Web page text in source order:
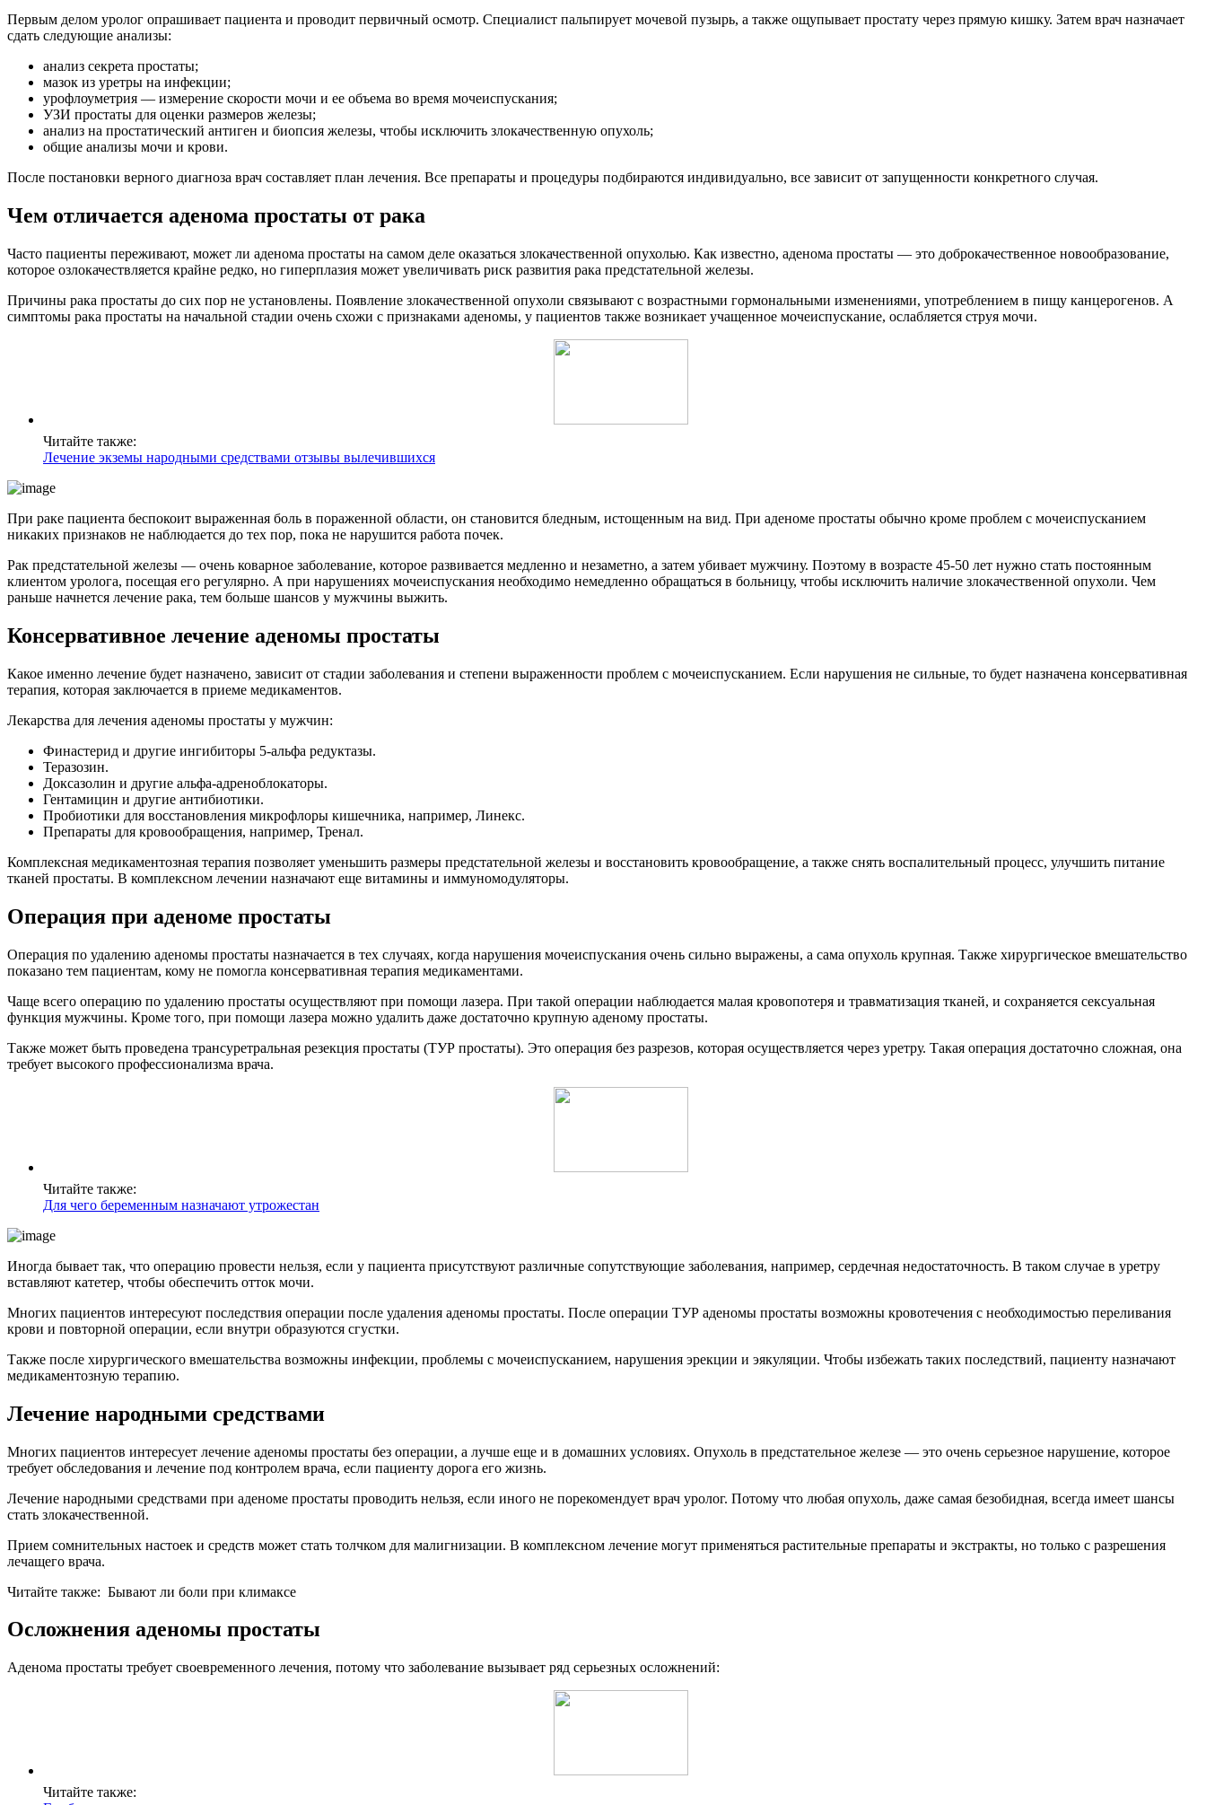
Первым делом уролог опрашивает пациента и проводит первичный осмотр. Специалист пальпирует мочевой пузырь, а также ощупывает простату через прямую кишку. Затем врач назначает
сдать следующие анализы:
анализ секрета простаты;
мазок из уретры на инфекции;
урофлоуметрия — измерение скорости мочи и ее объема во время мочеиспускания;
УЗИ простаты для оценки размеров железы;
анализ на простатический антиген и биопсия железы, чтобы исключить злокачественную опухоль;
общие анализы мочи и крови.
После постановки верного диагноза врач составляет план лечения. Все препараты и процедуры подбираются индивидуально, все зависит от запущенности конкретного случая.
Чем отличается аденома простаты от рака
Часто пациенты переживают, может ли аденома простаты на самом деле оказаться злокачественной опухолью. Как известно, аденома простаты — это доброкачественное новообразование,
которое озлокачествляется крайне редко, но гиперплазия может увеличивать риск развития рака предстательной железы.
Причины рака простаты до сих пор не установлены. Появление злокачественной опухоли связывают с возрастными гормональными изменениями, употреблением в пищу канцерогенов. А
симптомы рака простаты на начальной стадии очень схожи с признаками аденомы, у пациентов также возникает учащенное мочеиспускание, ослабляется струя мочи.
Читайте также:
Лечение экземы народными средствами отзывы вылечившихся
При раке пациента беспокоит выраженная боль в пораженной области, он становится бледным, истощенным на вид. При аденоме простаты обычно кроме проблем с мочеиспусканием
никаких признаков не наблюдается до тех пор, пока не нарушится работа почек.
Рак предстательной железы — очень коварное заболевание, которое развивается медленно и незаметно, а затем убивает мужчину. Поэтому в возрасте 45-50 лет нужно стать постоянным
клиентом уролога, посещая его регулярно. А при нарушениях мочеиспускания необходимо немедленно обращаться в больницу, чтобы исключить наличие злокачественной опухоли. Чем
раньше начнется лечение рака, тем больше шансов у мужчины выжить.
Консервативное лечение аденомы простаты
Какое именно лечение будет назначено, зависит от стадии заболевания и степени выраженности проблем с мочеиспусканием. Если нарушения не сильные, то будет назначена консервативная
терапия, которая заключается в приеме медикаментов.
Лекарства для лечения аденомы простаты у мужчин:
Финастерид и другие ингибиторы 5-альфа редуктазы.
Теразозин.
Доксазолин и другие альфа-адреноблокаторы.
Гентамицин и другие антибиотики.
Пробиотики для восстановления микрофлоры кишечника, например, Линекс.
Препараты для кровообращения, например, Тренал.
Комплексная медикаментозная терапия позволяет уменьшить размеры предстательной железы и восстановить кровообращение, а также снять воспалительный процесс, улучшить питание
тканей простаты. В комплексном лечении назначают еще витамины и иммуномодуляторы.
Операция при аденоме простаты
Операция по удалению аденомы простаты назначается в тех случаях, когда нарушения мочеиспускания очень сильно выражены, а сама опухоль крупная. Также хирургическое вмешательство
показано тем пациентам, кому не помогла консервативная терапия медикаментами.
Чаще всего операцию по удалению простаты осуществляют при помощи лазера. При такой операции наблюдается малая кровопотеря и травматизация тканей, и сохраняется сексуальная
функция мужчины. Кроме того, при помощи лазера можно удалить даже достаточно крупную аденому простаты.
Также может быть проведена трансуретральная резекция простаты (ТУР простаты). Это операция без разрезов, которая осуществляется через уретру. Такая операция достаточно сложная, она
требует высокого профессионализма врача.
Читайте также:
Для чего беременным назначают утрожестан
Иногда бывает так, что операцию провести нельзя, если у пациента присутствуют различные сопутствующие заболевания, например, сердечная недостаточность. В таком случае в уретру
вставляют катетер, чтобы обеспечить отток мочи.
Многих пациентов интересуют последствия операции после удаления аденомы простаты. После операции ТУР аденомы простаты возможны кровотечения с необходимостью переливания
крови и повторной операции, если внутри образуются сгустки.
Также после хирургического вмешательства возможны инфекции, проблемы с мочеиспусканием, нарушения эрекции и эякуляции. Чтобы избежать таких последствий, пациенту назначают
медикаментозную терапию.
Лечение народными средствами
Многих пациентов интересует лечение аденомы простаты без операции, а лучше еще и в домашних условиях. Опухоль в предстательное железе — это очень серьезное нарушение, которое
требует обследования и лечение под контролем врача, если пациенту дорога его жизнь.
Лечение народными средствами при аденоме простаты проводить нельзя, если иного не порекомендует врач уролог. Потому что любая опухоль, даже самая безобидная, всегда имеет шансы
стать злокачественной.
Прием сомнительных настоек и средств может стать толчком для малигнизации. В комплексном лечение могут применяться растительные препараты и экстракты, но только с разрешения
лечащего врача.
Читайте также: Бывают ли боли при климаксе
Осложнения аденомы простаты
Аденома простаты требует своевременного лечения, потому что заболевание вызывает ряд серьезных осложнений:
Читайте также: